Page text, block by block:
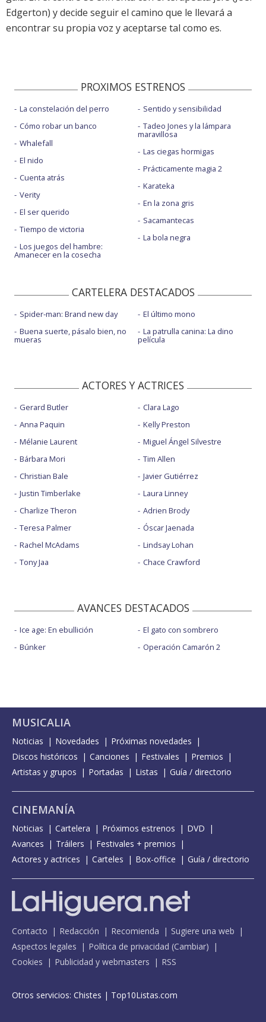
Edgerton) y decide seguir el camino que le llevará a
encontrar su propia voz y aceptarse tal como es.
PROXIMOS ESTRENOS
La constelación del perro
Cómo robar un banco
Whalefall
El nido
Cuenta atrás
Verity
El ser querido
Tiempo de victoria
Los juegos del hambre:
Amanecer en la cosecha
Sentido y sensibilidad
Tadeo Jones y la lámpara
maravillosa
Las ciegas hormigas
Prácticamente magia 2
Karateka
En la zona gris
Sacamantecas
La bola negra
CARTELERA DESTACADOS
Spider-man: Brand new day
Buena suerte, pásalo bien, no
mueras
El último mono
La patrulla canina: La dino
película
ACTORES Y ACTRICES
Gerard Butler
Anna Paquin
Mélanie Laurent
Bárbara Mori
Christian Bale
Justin Timberlake
Charlize Theron
Teresa Palmer
Rachel McAdams
Tony Jaa
Clara Lago
Kelly Preston
Miguel Ángel Silvestre
Tim Allen
Javier Gutiérrez
Laura Linney
Adrien Brody
Óscar Jaenada
Lindsay Lohan
Chace Crawford
AVANCES DESTACADOS
Ice age: En ebullición
Búnker
El gato con sombrero
Operación Camarón 2
MUSICALIA
Noticias Novedades
Próximas novedades
Discos históricos
Canciones Festivales
Premios
Artistas y grupos
Portadas Listas Guía / directorio
CINEMANÍA
Noticias Cartelera Próximos estrenos
DVD
Avances
Tráilers
Festivales + premios
Actores y actrices
Carteles Box-office Guía / directorio
Contacto Redacción Recomienda
Sugiere una web
Aspectos legales
Política de privacidad (Cambiar)
Cookies
Publicidad y webmasters RSS
Otros servicios: Chistes | Top10Listas.com